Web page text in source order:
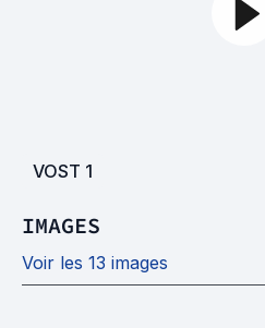
VOST 1
IMAGES
Voir les 13 images